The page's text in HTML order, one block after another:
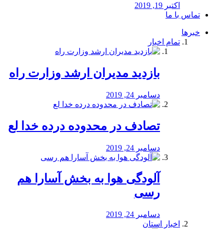
اکتبر 19, 2019
تماس با ما
خبرها
تمام اخبار
بازدید مدیران ارشد وزارت راه
دسامبر 24, 2019
تصادف در محدوده درده خدا لع
دسامبر 24, 2019
آلودگی هوا به بخش آسارا هم
رسی
دسامبر 24, 2019
اخبار استان